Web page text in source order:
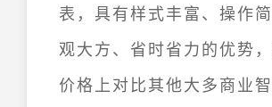
表，具有样式丰富、操作
观大方、省时省力的优势
价格上对比其他大多商业